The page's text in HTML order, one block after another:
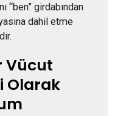
“ben” girdabından
dahil etme
Vücut
Olarak